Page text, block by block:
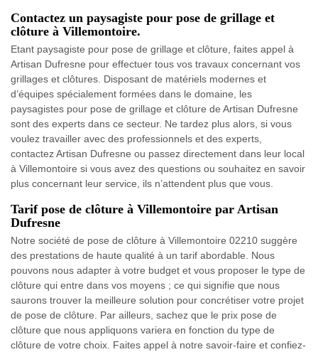
Contactez un paysagiste pour pose de grillage et
clôture à Villemontoire.
Etant paysagiste pour pose de grillage et clôture, faites appel à
Artisan Dufresne pour effectuer tous vos travaux concernant vos
grillages et clôtures. Disposant de matériels modernes et
d’équipes spécialement formées dans le domaine, les
paysagistes pour pose de grillage et clôture de Artisan Dufresne
sont des experts dans ce secteur. Ne tardez plus alors, si vous
voulez travailler avec des professionnels et des experts,
contactez Artisan Dufresne ou passez directement dans leur local
à Villemontoire si vous avez des questions ou souhaitez en savoir
plus concernant leur service, ils n’attendent plus que vous.
Tarif pose de clôture à Villemontoire par Artisan
Dufresne
Notre société de pose de clôture à Villemontoire 02210 suggère
des prestations de haute qualité à un tarif abordable. Nous
pouvons nous adapter à votre budget et vous proposer le type de
clôture qui entre dans vos moyens ; ce qui signifie que nous
saurons trouver la meilleure solution pour concrétiser votre projet
de pose de clôture. Par ailleurs, sachez que le prix pose de
clôture que nous appliquons variera en fonction du type de
clôture de votre choix. Faites appel à notre savoir-faire et confiez-